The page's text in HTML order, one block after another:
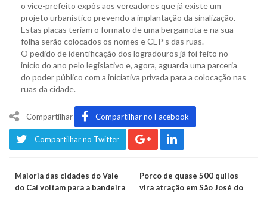
o vice-prefeito expôs aos vereadores que já existe um
projeto urbanístico prevendo a implantação da sinalização.
Estas placas teriam o formato de uma bergamota e na sua
folha serão colocados os nomes e CEP’s das ruas.
O pedido de identificação dos logradouros já foi feito no
inicio do ano pelo legislativo e, agora, aguarda uma parceria
do poder público com a iniciativa privada para a colocação nas
ruas da cidade.
Compartilhar Compartilhar no Facebook
Compartilhar no Twitter
Maioria das cidades do Vale
do Caí voltam para a bandeira
Porco de quase 500 quilos
vira atração em São José do